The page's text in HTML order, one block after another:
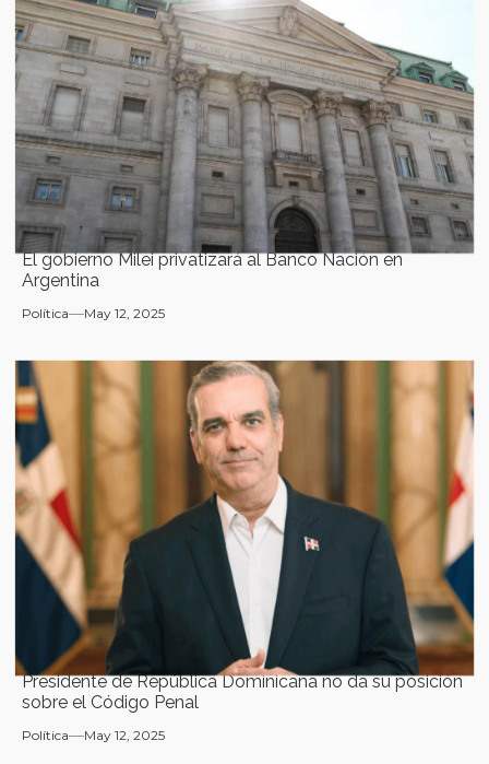
El gobierno Milei privatizará al Banco Nación en
Argentina
Política May 12, 2025
Presidente de República Dominicana no da su posición
sobre el Código Penal
Política May 12, 2025